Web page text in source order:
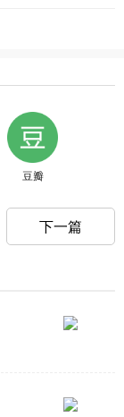
豆瓣
下一篇